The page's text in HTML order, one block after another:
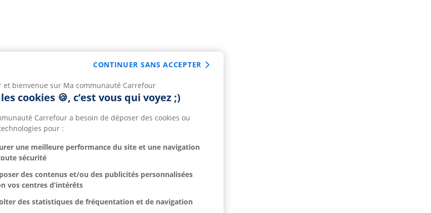
et bienvenue sur Ma communauté Carrefour
cookies 🍪, c’est vous qui voyez ;)
Carrefour a besoin de déposer des cookies ou
pour :
une meilleure performance du site et une navigation
sécurité
des contenus et/ou des publicités personnalisées
vos centres d’intérêts
des statistiques de fréquentation et de navigation
CONTINUER SANS ACCEPTER